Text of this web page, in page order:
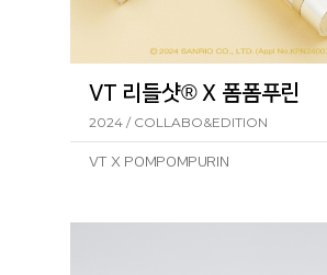
VT 리들샷® X 폼폼푸린
2024 / COLLABO&EDITION
VT X POMPOMPURIN